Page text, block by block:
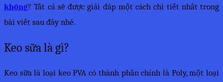
không? Tất cả sẽ được giải đáp một cách chi tiết nhất trong
bài viết sau đây nhé.
Keo sữa là gì?
Keo sữa là loại keo PVA có thành phần chính là Poly, một loại